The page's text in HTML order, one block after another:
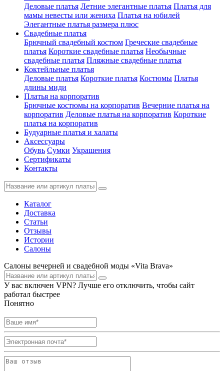
Деловые платья Летние элегантные платья Платья для
мамы невесты или жениха Платья на юбилей
Элегантные платья размера плюс
Свадебные платья
Брючный свадебный костюм Греческие свадебные
платья Короткие свадебные платья Необычные
свадебные платья Пляжные свадебные платья
Коктейльные платья
Деловые платья Короткие платья Костюмы Платья
длины миди
Платья на корпоратив
Брючные костюмы на корпоратив Вечерние платья на
корпоратив Деловые платья на корпоратив Короткие
платья на корпоратив
Будуарные платья и халаты
Аксессуары
Обувь Сумки Украшения
Сертификаты
Контакты
Каталог
Доставка
Статьи
Отзывы
Истории
Салоны
Салоны вечерней и свадебной моды «Vita Brava»
У вас включен VPN? Лучше его отключить, чтобы сайт
работал быстрее
Понятно